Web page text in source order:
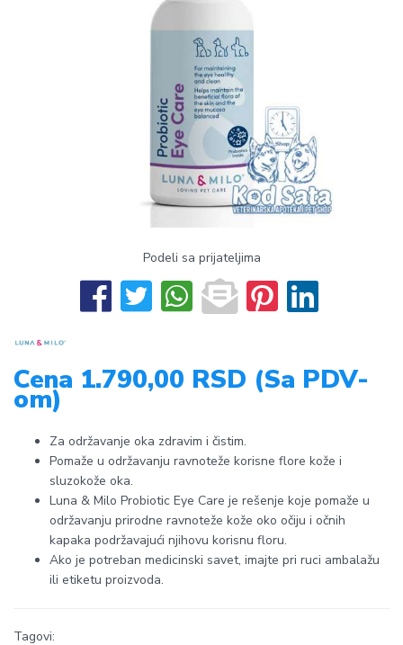
Podeli sa prijateljima
Cena 1.790,00 RSD (Sa PDV-
om)
Za održavanje oka zdravim i čistim.
Pomaže u održavanju ravnoteže korisne flore kože i
sluzokože oka.
Luna & Milo Probiotic Eye Care je rešenje koje pomaže u
održavanju prirodne ravnoteže kože oko očiju i očnih
kapaka podržavajući njihovu korisnu floru.
Ako je potreban medicinski savet, imajte pri ruci ambalažu
ili etiketu proizvoda.
Tagovi: